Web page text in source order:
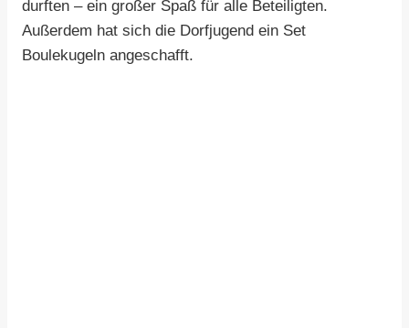
durften – ein großer Spaß für alle Beteiligten.
Außerdem hat sich die Dorfjugend ein Set
Boulekugeln angeschafft.